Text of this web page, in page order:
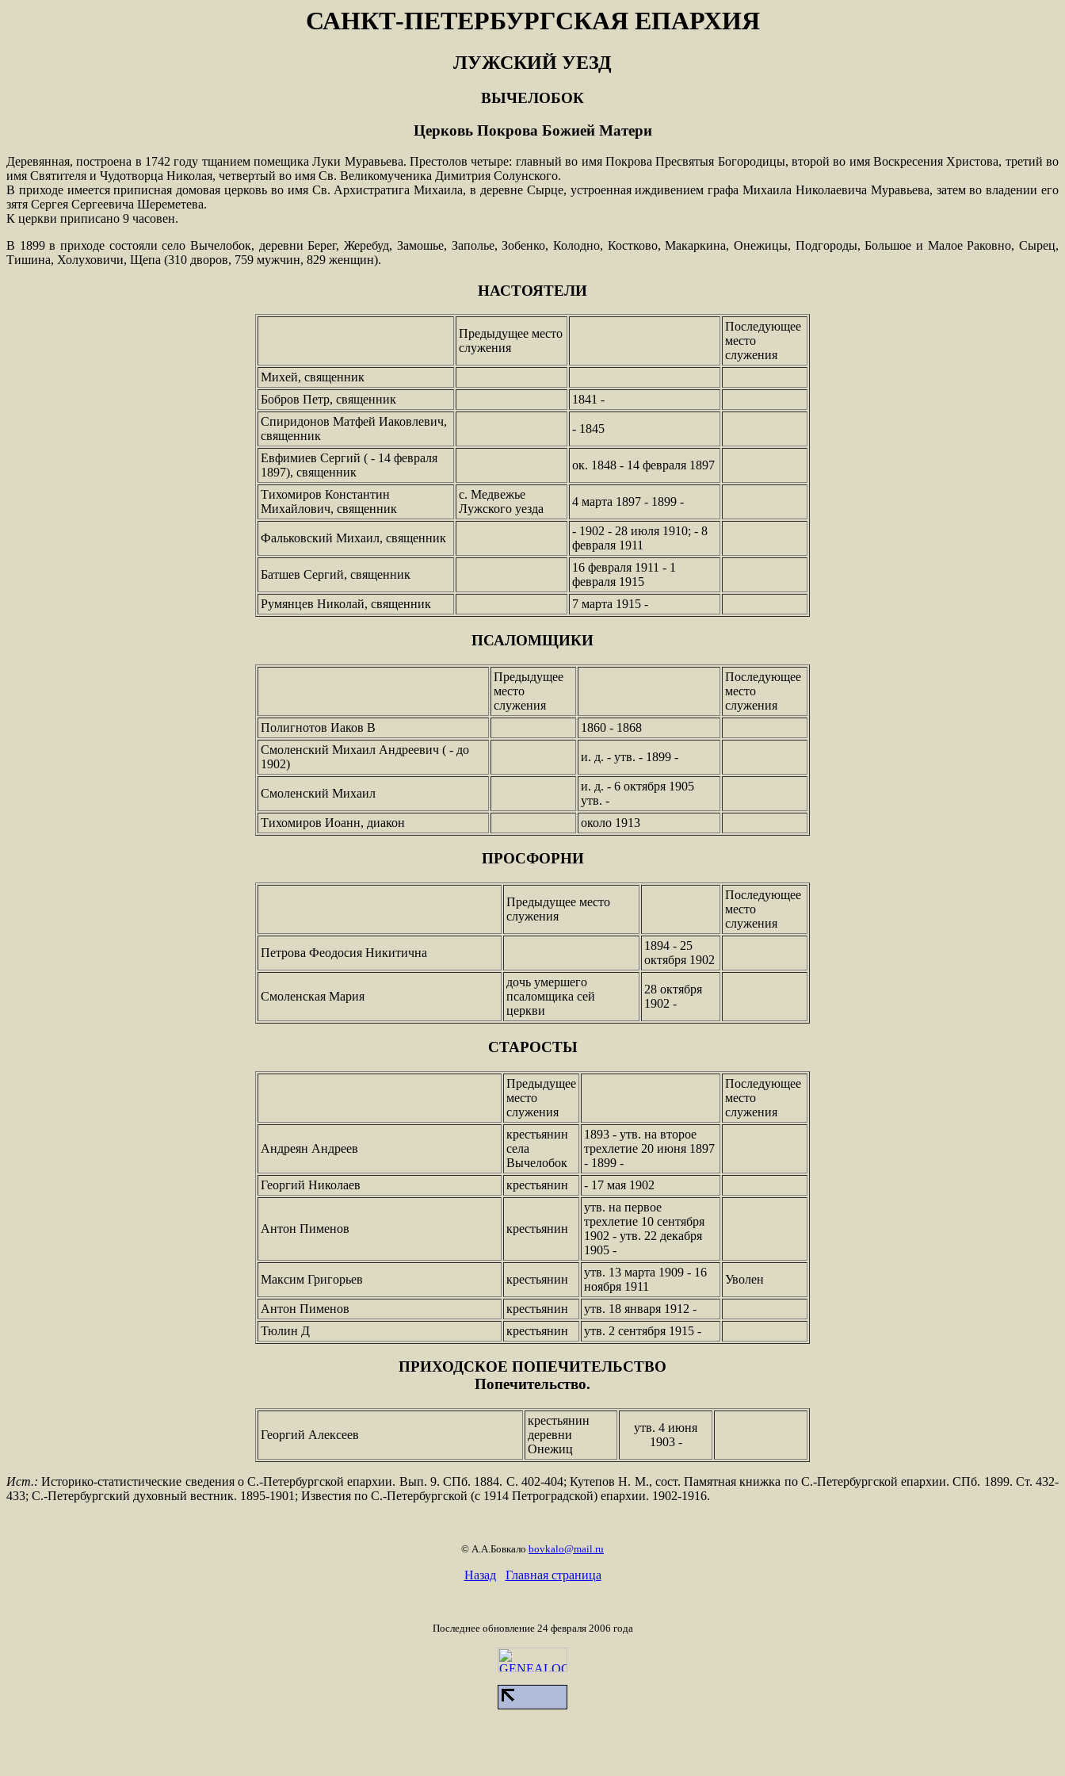
САНКТ-ПЕТЕРБУРГСКАЯ ЕПАРХИЯ
ЛУЖСКИЙ УЕЗД
ВЫЧЕЛОБОК
Церковь Покрова Божией Матери
Деревянная, построена в 1742 году тщанием помещика Луки Муравьева. Престолов четыре: главный во имя Покрова Пресвятыя Богородицы, второй во имя Воскресения Христова, третий во
имя Святителя и Чудотворца Николая, четвертый во имя Св. Великомученика Димитрия Солунского.
В приходе имеется приписная домовая церковь во имя Св. Архистратига Михаила, в деревне Сырце, устроенная иждивением графа Михаила Николаевича Муравьева, затем во владении его
зятя Сергея Сергеевича Шереметева.
К церкви приписано 9 часовен.
В 1899 в приходе состояли село Вычелобок, деревни Берег, Жеребуд, Замошье, Заполье, Зобенко, Колодно, Костково, Макаркина, Онежицы, Подгороды, Большое и Малое Раковно, Сырец,
Тишина, Холуховичи, Щепа (310 дворов, 759 мужчин, 829 женщин).
НАСТОЯТЕЛИ
Предыдущее место
служения
Последующее
место
служения
Михей, священник
Бобров Петр, священник
1841 -
Спиридонов Матфей Иаковлевич,
священник
- 1845
Евфимиев Сергий ( - 14 февраля
1897), священник
ок. 1848 - 14 февраля 1897
Тихомиров Константин
Михайлович, священник
с. Медвежье
Лужского уезда
4 марта 1897 - 1899 -
Фальковский Михаил, священник
- 1902 - 28 июля 1910; - 8
февраля 1911
Батшев Сергий, священник
16 февраля 1911 - 1
февраля 1915
Румянцев Николай, священник
7 марта 1915 -
ПСАЛОМЩИКИ
Предыдущее
место
служения
Последующее
место
служения
Полигнотов Иаков В
1860 - 1868
Смоленский Михаил Андреевич ( - до
1902)
и. д. - утв. - 1899 -
Смоленский Михаил
и. д. - 6 октября 1905
утв. -
Тихомиров Иоанн, диакон
около 1913
ПРОСФОРНИ
Предыдущее место
служения
Последующее
место
служения
Петрова Феодосия Никитична
1894 - 25
октября 1902
Смоленская Мария
дочь умершего
псаломщика сей
церкви
28 октября
1902 -
СТАРОСТЫ
Предыдущее
место
служения
Последующее
место
служения
Андреян Андреев
крестьянин
села
Вычелобок
1893 - утв. на второе
трехлетие 20 июня 1897
- 1899 -
Георгий Николаев
крестьянин - 17 мая 1902
Антон Пименов крестьянин
утв. на первое
трехлетие 10 сентября
1902 - утв. 22 декабря
1905 -
Максим Григорьев крестьянин
утв. 13 марта 1909 - 16
ноября 1911
Уволен
Антон Пименов крестьянин
утв. 18 января 1912 -
Тюлин Д
крестьянин утв. 2 сентября 1915 -
ПРИХОДСКОЕ ПОПЕЧИТЕЛЬСТВО
Попечительство.
Георгий Алексеев
крестьянин
деревни
Онежиц
утв. 4 июня
1903 -
Ист.: Историко-статистические сведения о С.-Петербургской епархии. Вып. 9. СПб. 1884. С. 402-404; Кутепов Н. М., сост. Памятная книжка по С.-Петербургской епархии. СПб. 1899. Ст. 432-
433; С.-Петербургский духовный вестник. 1895-1901; Известия по С.-Петербургской (с 1914 Петроградской) епархии. 1902-1916.
© А.А.Бовкало bovkalo@mail.ru
Назад Главная страница
Последнее обновление 24 февраля 2006 года